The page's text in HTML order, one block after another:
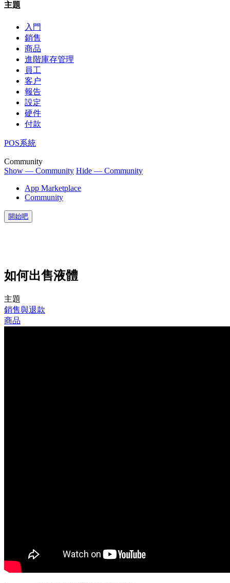
主題
入門
銷售
商品
進階庫存管理
員工
客户
報告
設定
硬件
付款
POS系統
Community
Show — Community Hide — Community
App Marketplace
Community
開始吧
如何出售液體
主題
銷售與退款
商品